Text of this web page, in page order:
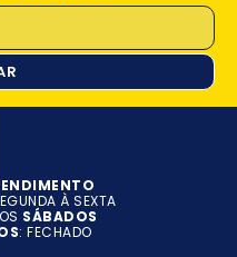
À SEXTA
SÁBADOS
: FECHADO